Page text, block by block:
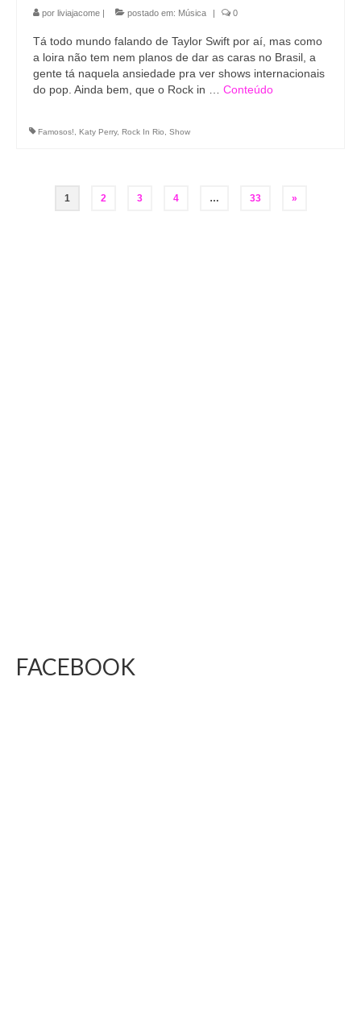
por liviajacome | postado em: Música | 0
Tá todo mundo falando de Taylor Swift por aí, mas como
a loira não tem nem planos de dar as caras no Brasil, a
gente tá naquela ansiedade pra ver shows internacionais
do pop. Ainda bem, que o Rock in … Conteúdo
Famosos! Katy Perry, Rock In Rio Show
Paginação
1 2 3 4 … 33 »
FACEBOOK